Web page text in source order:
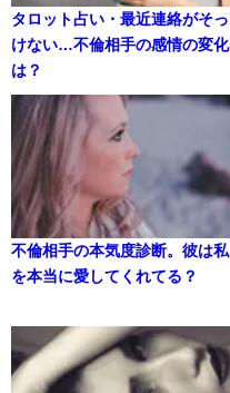
タロット占い・最近連絡がそっ
けない…不倫相手の感情の変化
は？
不倫相手の本気度診断。彼は私
を本当に愛してくれてる？